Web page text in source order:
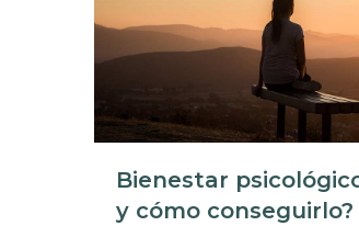
Bienestar
y cómo conseguirlo?